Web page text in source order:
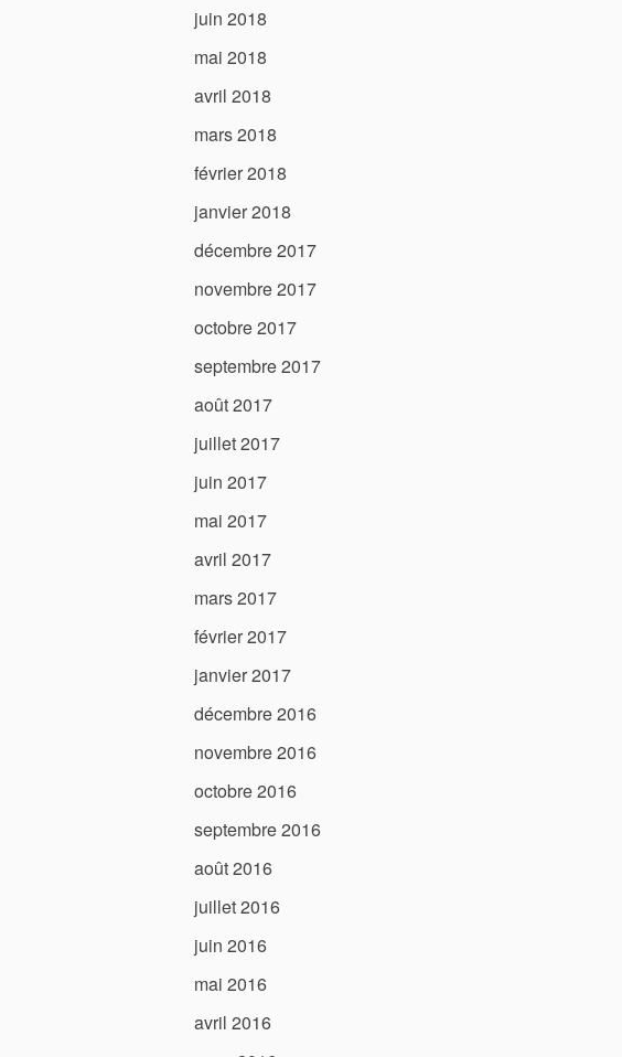
juin 2018
mai 2018
avril 2018
mars 2018
février 2018
janvier 2018
décembre 2017
novembre 2017
octobre 2017
septembre 2017
août 2017
juillet 2017
juin 2017
mai 2017
avril 2017
mars 2017
février 2017
janvier 2017
décembre 2016
novembre 2016
octobre 2016
septembre 2016
août 2016
juillet 2016
juin 2016
mai 2016
avril 2016